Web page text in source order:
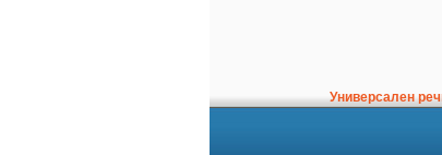
Универсален